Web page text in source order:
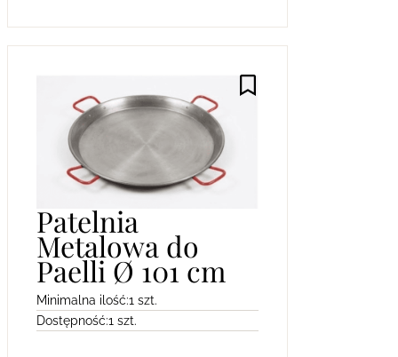
Patelnia
Metalowa do
Paelli Ø 101 cm
Minimalna ilość:1 szt.
Dostępność:1 szt.